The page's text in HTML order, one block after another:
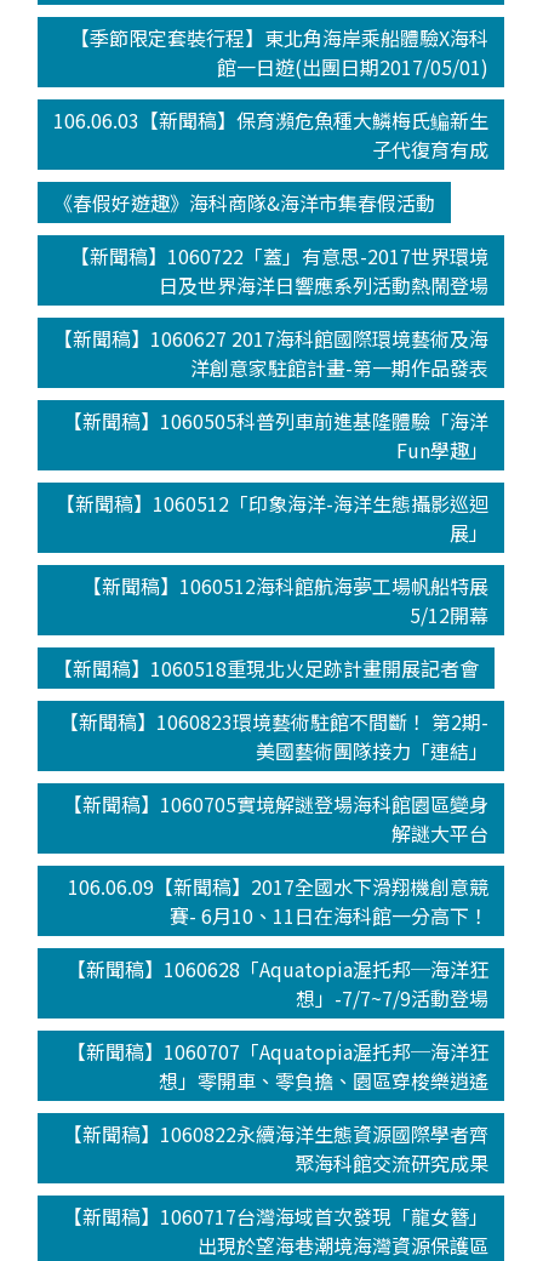
【季節限定套裝行程】東北角海岸乘船體驗X海科
館一日遊(出團日期2017/05/01)
106.06.03【新聞稿】保育瀕危魚種大鱗梅氏鳊新生
子代復育有成
《春假好遊趣》海科商隊&海洋市集春假活動
【新聞稿】1060722「蓋」有意思-2017世界環境
日及世界海洋日響應系列活動熱鬧登場
【新聞稿】1060627 2017海科館國際環境藝術及海
洋創意家駐館計畫-第一期作品發表
【新聞稿】1060505科普列車前進基隆體驗「海洋
Fun學趣」
【新聞稿】1060512「印象海洋-海洋生態攝影巡迴
展」
【新聞稿】1060512海科館航海夢工場帆船特展
5/12開幕
【新聞稿】1060518重現北火足跡計畫開展記者會
【新聞稿】1060823環境藝術駐館不間斷！ 第2期-
美國藝術團隊接力「連結」
【新聞稿】1060705實境解謎登場海科館園區變身
解謎大平台
106.06.09【新聞稿】2017全國水下滑翔機創意競
賽- 6月10、11日在海科館一分高下！
【新聞稿】1060628「Aquatopia渥托邦─海洋狂
想」-7/7~7/9活動登場
【新聞稿】1060707「Aquatopia渥托邦─海洋狂
想」零開車、零負擔、園區穿梭樂逍遙
【新聞稿】1060822永續海洋生態資源國際學者齊
聚海科館交流研究成果
【新聞稿】1060717台灣海域首次發現「龍女簪」
出現於望海巷潮境海灣資源保護區